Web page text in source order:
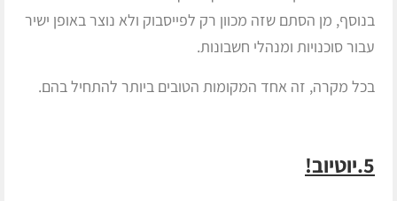
בנוסף, מן הסתם שזה מכוון רק לפייסבוק ולא נוצר באופן ישיר
עבור סוכנויות ומנהלי חשבונות.
בכל מקרה, זה אחד המקומות הטובים ביותר להתחיל בהם.
5.יוטיוב!